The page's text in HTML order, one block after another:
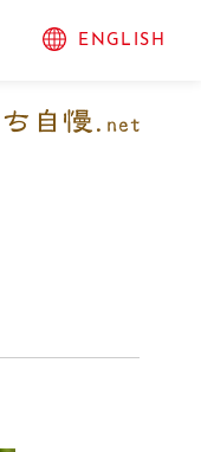
ENGLISH